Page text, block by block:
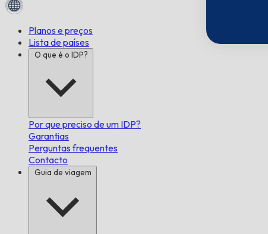
Planos e preços
Lista de países
O que é o IDP?
Por que preciso de um IDP?
Garantias
Perguntas frequentes
Contacto
Guia de viagem